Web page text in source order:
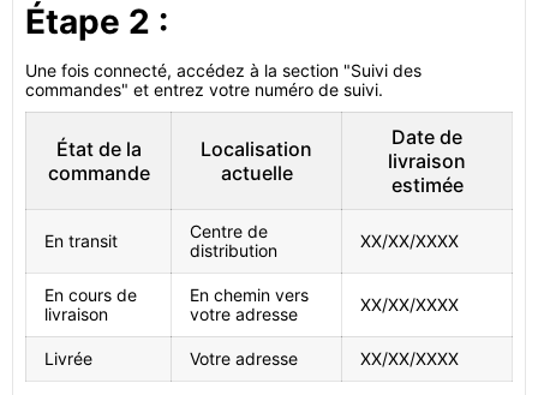
Étape 2 :
Une fois connecté, accédez à la section "Suivi des
commandes" et entrez votre numéro de suivi.
État de la
commande
Localisation
actuelle
Date de
livraison
estimée
En transit
Centre de
distribution
XX/XX/XXXX
En cours de
livraison
En chemin vers
votre adresse
XX/XX/XXXX
Livrée Votre adresse XX/XX/XXXX